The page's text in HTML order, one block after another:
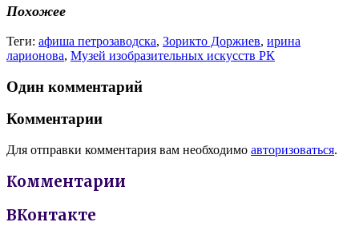
Похожее
Теги: афиша петрозаводска, Зорикто Доржиев, ирина
ларионова, Музей изобразительных искусств РК
Один комментарий
Комментарии
Для отправки комментария вам необходимо авторизоваться.
Комментарии
ВКонтакте